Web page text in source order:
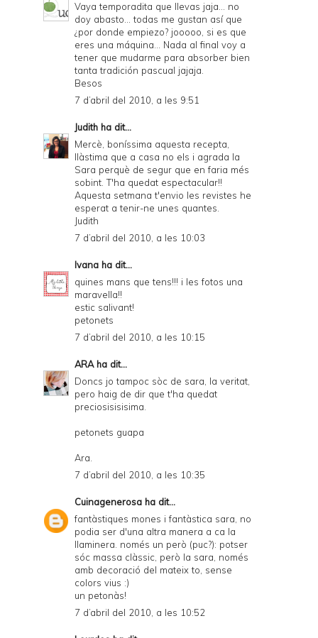
Vaya temporadita que llevas jaja... no
doy abasto... todas me gustan así que
¿por donde empiezo? jooooo, si es que
eres una máquina... Nada al final voy a
tener que mudarme para absorber bien
tanta tradición pascual jajaja.
Besos
7 d’abril del 2010, a les 9:51
Judith ha dit...
Mercè, boníssima aquesta recepta,
llàstima que a casa no els i agrada la
Sara perquè de segur que en faria més
sobint. T'ha quedat espectacular!!
Aquesta setmana t'envio les revistes he
esperat a tenir-ne unes quantes.
Judith
7 d’abril del 2010, a les 10:03
Ivana ha dit...
quines mans que tens!!! i les fotos una
maravella!!
estic salivant!
petonets
7 d’abril del 2010, a les 10:15
ARAha dit...
Doncs jo tampoc sòc de sara, la veritat,
pero haig de dir que t'ha quedat
preciosisisisima.
petonets guapa
Ara.
7 d’abril del 2010, a les 10:35
Cuinagenerosa ha dit...
fantàstiques mones i fantàstica sara, no
podia ser d'una altra manera a ca la
llaminera. només un però (puc?): potser
sóc massa clàssic, però la sara, només
amb decoració del mateix to, sense
colors vius :)
un petonàs!
7 d’abril del 2010, a les 10:52